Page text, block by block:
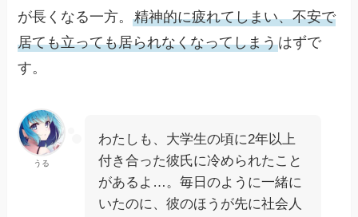
が長くなる一方。精神的に疲れてしまい、不安で
居ても立っても居られなくなってしまうはずで
す。
うる
わたしも、大学生の頃に2年以上
付き合った彼氏に冷められたこと
があるよ…。毎日のように一緒に
いたのに、彼のほうが先に社会人